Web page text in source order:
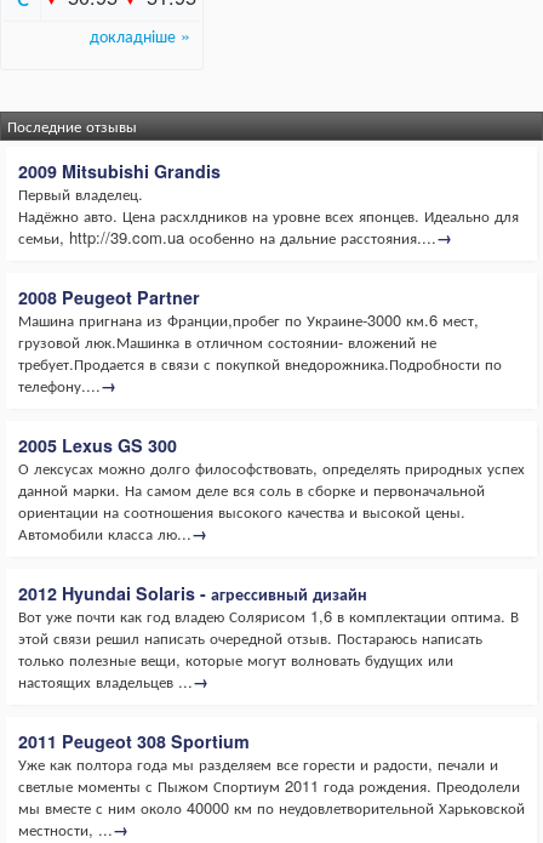
Последние отзывы
2009 Mitsubishi Grandis
Первый владелец.
Надёжно авто. Цена расхлдников на уровне всех японцев. Идеально для
семьи, http://39.com.ua особенно на дальние расстояния....→
2008 Peugeot Partner
Машина пригнана из Франции,пробег по Украине-3000 км.6 мест,
грузовой люк.Машинка в отличном состоянии- вложений не
требует.Продается в связи с покупкой внедорожника.Подробности по
телефону....→
2005 Lexus GS 300
О лексусах можно долго философствовать, определять природных успех
данной марки. На самом деле вся соль в сборке и первоначальной
ориентации на соотношения высокого качества и высокой цены.
Автомобили класса лю...→
2012 Hyundai Solaris - агрессивный дизайн
Вот уже почти как год владею Солярисом 1,6 в комплектации оптима. В
этой связи решил написать очередной отзыв. Постараюсь написать
только полезные вещи, которые могут волновать будущих или
настоящих владельцев ...→
2011 Peugeot 308 Sportium
Уже как полтора года мы разделяем все горести и радости, печали и
светлые моменты с Пыжом Спортиум 2011 года рождения. Преодолели
мы вместе с ним около 40000 км по неудовлетворительной Харьковской
местности, ...→